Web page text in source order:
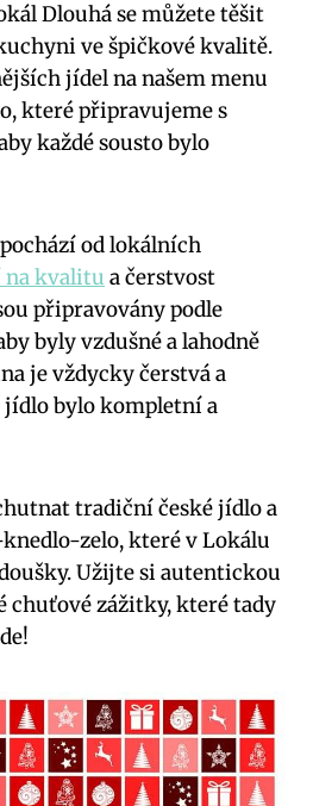
Dlouhá se můžete těšit
ve špičkové kvalitě.
jídel na našem menu
které připravujeme s
každé sousto bylo
od lokálních
kvalitu a čerstvost
připravovány podle
byly vzdušné a lahodně
je vždycky čerstvá a
jídlo bylo kompletní a
tradiční české jídlo a
zelo, které v Lokálu
Užijte si autentickou
chuťové zážitky, které tady